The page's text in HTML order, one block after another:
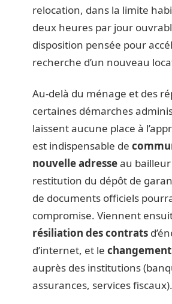
relocation, dans la limite
deux heures par jour
disposition pensée pour
recherche d’un nouveau
Au-delà du ménage et des
certaines démarches
laissent aucune place à
est indispensable de
nouvelle adresseau bailleur
restitution du dépôt de
de documents officiels
compromise. Viennent
résiliation des contrats
d’internet, et le changement
auprès des institutions
assurances, services fiscaux).